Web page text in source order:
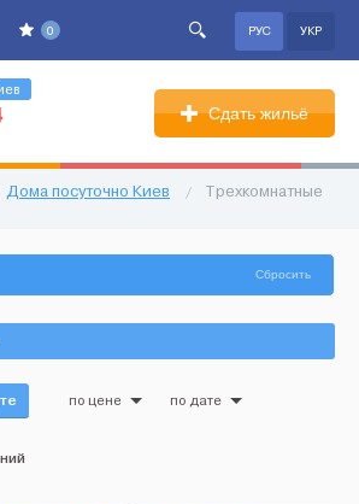
0 РУС УКР
Сдать жильё
Дома посуточно Киев / Трехкомнатные
Сбросить
по цене по дате